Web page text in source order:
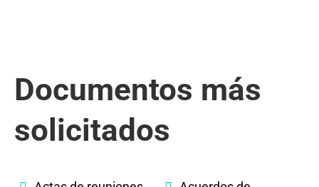
Documentos más
solicitados